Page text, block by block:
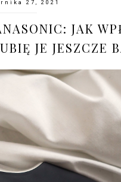
27, 2021
JAK
JE JESZCZE